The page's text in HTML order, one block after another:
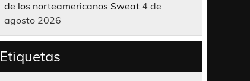
de los norteamericanos Sweat 4 de
agosto 2026
Etiquetas